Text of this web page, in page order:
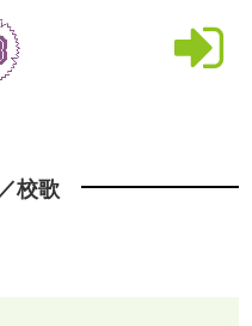
校歌